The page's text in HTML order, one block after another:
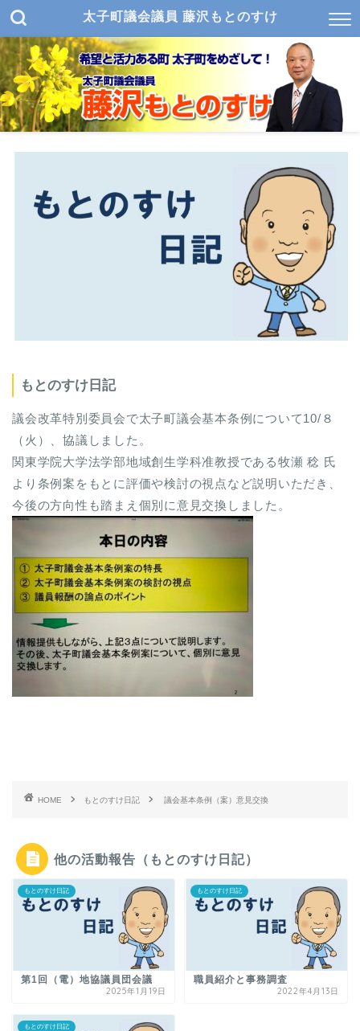
太子町議会議員 藤沢もとのすけ
もとのすけ日記
議会改革特別委員会で太子町議会基本条例について10/８
（火）、協議しました。
関東学院大学法学部地域創生学科准教授である牧瀬 稔 氏
より条例案をもとに評価や検討の視点など説明いただき、
今後の方向性も踏まえ個別に意見交換しました。
HOME もとのすけ日記 議会基本条例（案）意見交換
他の活動報告（もとのすけ日記）
もとのすけ日記
第1回（電）地協議員団会議
2025年1月19日
もとのすけ日記
職員紹介と事務調査
2022年4月13日
もとのすけ日記